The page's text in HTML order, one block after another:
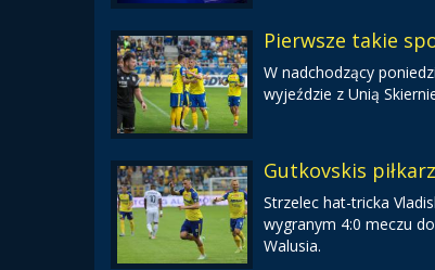
Pierwsze takie
W nadchodzący
wyjeździe z Unią
Gutkovskis
Strzelec hat-tricka
wygranym 4:0 meczu
Walusia.